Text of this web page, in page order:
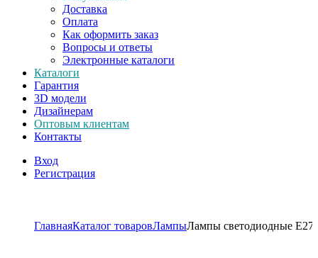
Доставка
Оплата
Как оформить заказ
Вопросы и ответы
Электронные каталоги
Каталоги
Гарантия
3D модели
Дизайнерам
Оптовым клиентам
Контакты
Вход
Регистрация
ГлавнаяКаталог товаровЛампыЛампы светодиодные E27